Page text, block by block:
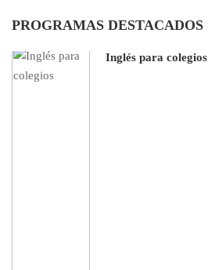
PROGRAMAS DESTACADOS
Inglés para colegios